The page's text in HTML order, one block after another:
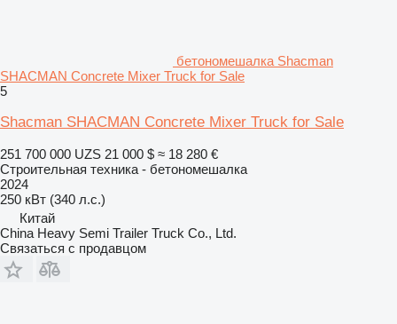
бетономешалка Shacman
SHACMAN Concrete Mixer Truck for Sale
5
Shacman SHACMAN Concrete Mixer Truck for Sale
251 700 000 UZS 21 000 $ ≈ 18 280 €
Строительная техника - бетономешалка
2024
250 кВт (340 л.с.)
Китай
China Heavy Semi Trailer Truck Co., Ltd.
Связаться с продавцом